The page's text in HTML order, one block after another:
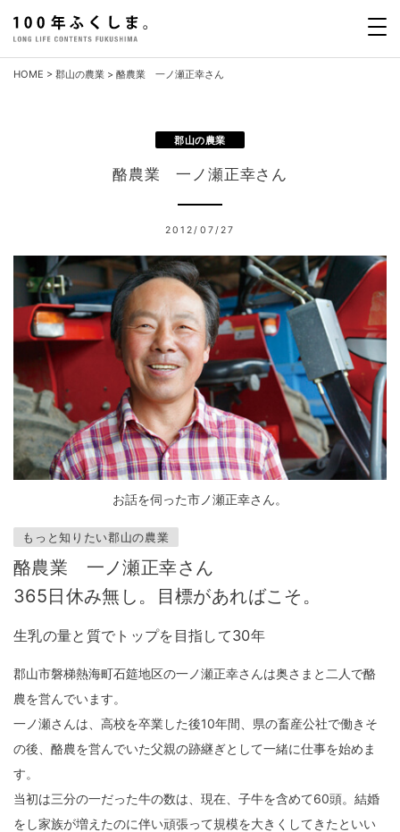
content
HOME > 郡山の農業 > 酪農業 一ノ瀬正幸さん
郡山の農業
酪農業 一ノ瀬正幸さん
2012/07/27
お話を伺った市ノ瀬正幸さん。
もっと知りたい郡山の農業
酪農業 一ノ瀬正幸さん
365日休み無し。目標があればこそ。
生乳の量と質でトップを目指して30年
郡山市磐梯熱海町石筵地区の一ノ瀬正幸さんは奥さまと二人で酪
農を営んでいます。
一ノ瀬さんは、高校を卒業した後10年間、県の畜産公社で働きそ
の後、酪農を営んでいた父親の跡継ぎとして一緒に仕事を始めま
す。
当初は三分の一だった牛の数は、現在、子牛を含めて60頭。結婚
をし家族が増えたのに伴い頑張って規模を大きくしてきたといい